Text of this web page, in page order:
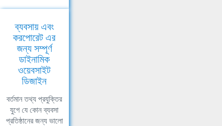
ব্যবসায় এবং
করপোরেট এর
জন্য সম্পূর্ণ
ডাইনামিক
ওয়েবসাইট
ডিজাইন
বর্তমান তথ্য প্রযুক্তির
যুগে যে কোন ব্যবসা
প্রতিষ্ঠানের জন্য ভালো